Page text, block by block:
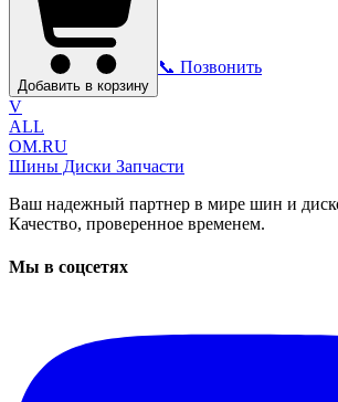
Добавить в корзину
📞 Позвонить
V
ALL
OM.RU
Шины Диски Запчасти
Ваш надежный партнер в мире шин и
Качество, проверенное временем.
Мы в соцсетях